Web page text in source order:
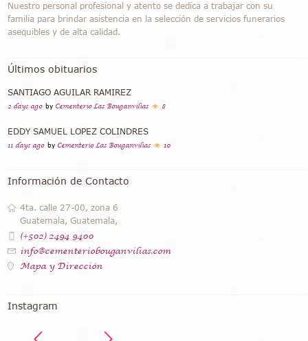
Nuestro personal profesional y atento se dedica a trabajar con su
familia para brindar asistencia en la selección de servicios funerarios
asequibles y de alta calidad.
Últimos obituarios
SANTIAGO AGUILAR RAMIREZ
2 days ago by Cementerio Las Bouganvilias 8
EDDY SAMUEL LOPEZ COLINDRES
11 days ago by Cementerio Las Bouganvilias 10
Información de Contacto
4ta. calle 27-00, zona 6
Guatemala, Guatemala,
(+502) 2494 9400
info@cementeriobouganvilias.com
Mapa y Dirección
Instagram